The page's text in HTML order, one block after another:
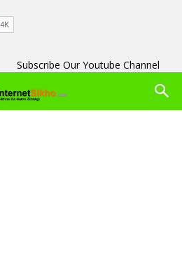
Subscribe Our Youtube Channel